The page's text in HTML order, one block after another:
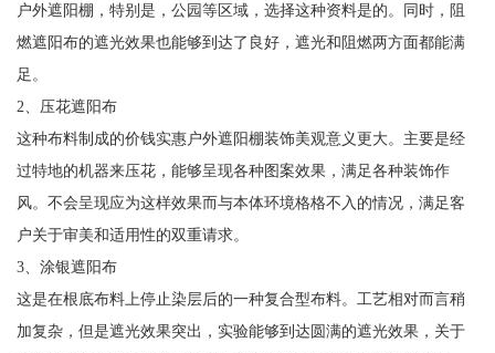
户外遮阳棚，特别是，公园等区域，选择这种资料是的。同时，阻
燃遮阳布的遮光效果也能够到达了良好，遮光和阻燃两方面都能满
足。
2、压花遮阳布
这种布料制成的价钱实惠户外遮阳棚装饰美观意义更大。主要是经
过特地的机器来压花，能够呈现各种图案效果，满足各种装饰作
风。不会呈现应为这样效果而与本体环境格格不入的情况，满足客
户关于审美和适用性的双重请求。
3、涂银遮阳布
这是在根底布料上停止染层后的一种复合型布料。工艺相对而言稍
加复杂，但是遮光效果突出，实验能够到达圆满的遮光效果，关于